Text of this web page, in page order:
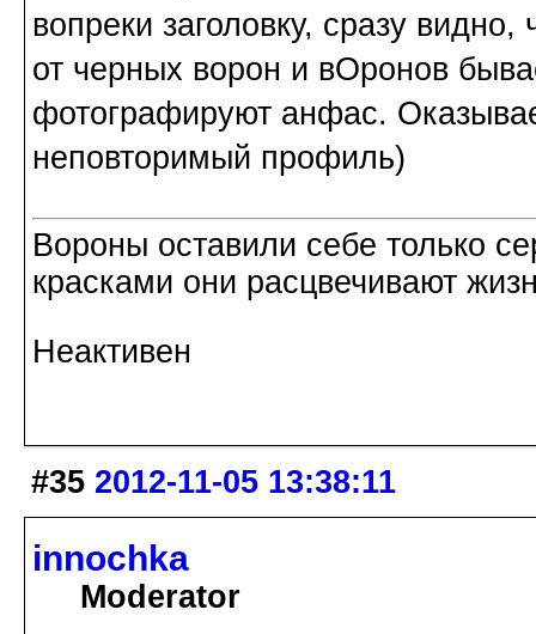
вопреки заголовку, сразу
от черных ворон и вОронов
фотографируют анфас.
неповторимый профиль)
Вороны оставили себе только
красками они расцвечивают
Неактивен
#35 2012-11-05 13:38:11
innochka
Moderator